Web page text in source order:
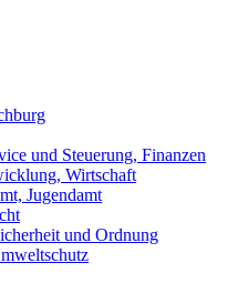
und Steuerung, Finanzen
Wirtschaft
Jugendamt
und Ordnung